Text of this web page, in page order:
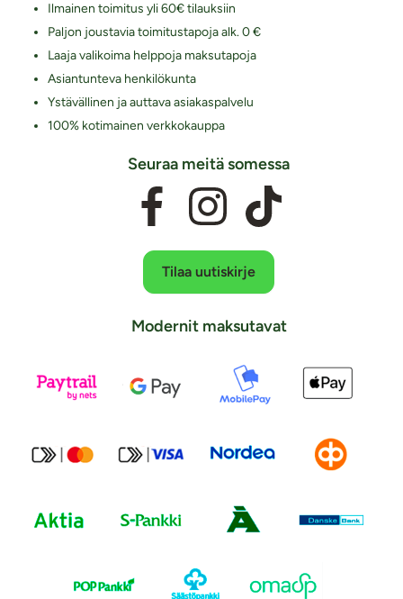
Ilmainen toimitus yli 60€ tilauksiin
Paljon joustavia toimitustapoja alk. 0 €
Laaja valikoima helppoja maksutapoja
Asiantunteva henkilökunta
Ystävällinen ja auttava asiakaspalvelu
100% kotimainen verkkokauppa
Seuraa meitä somessa
Tilaa uutiskirje
Modernit maksutavat